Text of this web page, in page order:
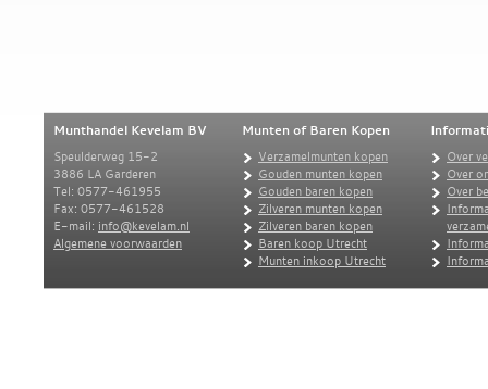
Munthandel Kevelam BV
Speulderweg 15-2
3886 LA Garderen
Tel: 0577-461955
Fax: 0577-461528
E-mail: info@kevelam.nl
Algemene voorwaarden
Munten of Baren Kopen
Verzamelmunten kopen
Gouden munten kopen
Gouden baren kopen
Zilveren munten kopen
Zilveren baren kopen
Baren koop Utrecht
Munten inkoop Utrecht
Over
Over
Over